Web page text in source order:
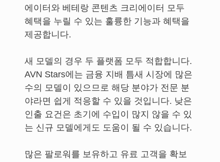
에이터와 베테랑 콘텐츠 크리에이터 모두
혜택을 누릴 수 있는 훌륭한 기능과 혜택을
제공합니다.
새 모델의 경우 두 플랫폼 모두 적합합니다.
AVN Stars에는 금융 지배 틈새 시장에 많은
수의 모델이 있으므로 해당 분야가 전문 분
야라면 쉽게 적응할 수 있을 것입니다. 낮은
인출 요건은 초기에 수입이 많지 않을 수 있
는 신규 모델에게도 도움이 될 수 있습니다.
많은 팔로워를 보유하고 유료 고객을 확보